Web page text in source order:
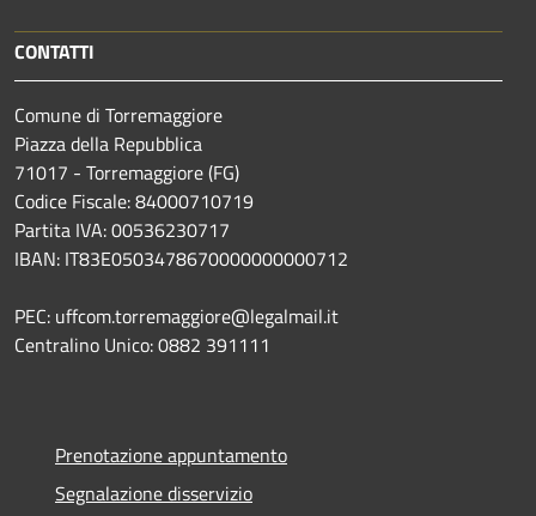
CONTATTI
Comune di Torremaggiore
Piazza della Repubblica
71017 - Torremaggiore (FG)
Codice Fiscale: 84000710719
Partita IVA: 00536230717
IBAN: IT83E0503478670000000000712
PEC: uffcom.torremaggiore@legalmail.it
Centralino Unico: 0882 391111
Prenotazione appuntamento
Segnalazione disservizio